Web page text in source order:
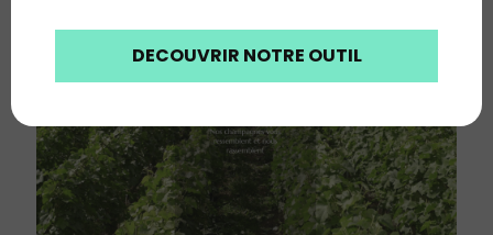
DECOUVRIR NOTRE OUTIL